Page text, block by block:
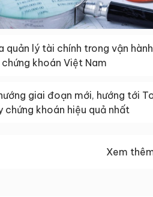
quản lý tài chính trong vận hành
khoán Việt Nam
giai đoạn mới, hướng tới
chứng khoán hiệu quả nhất
Xem